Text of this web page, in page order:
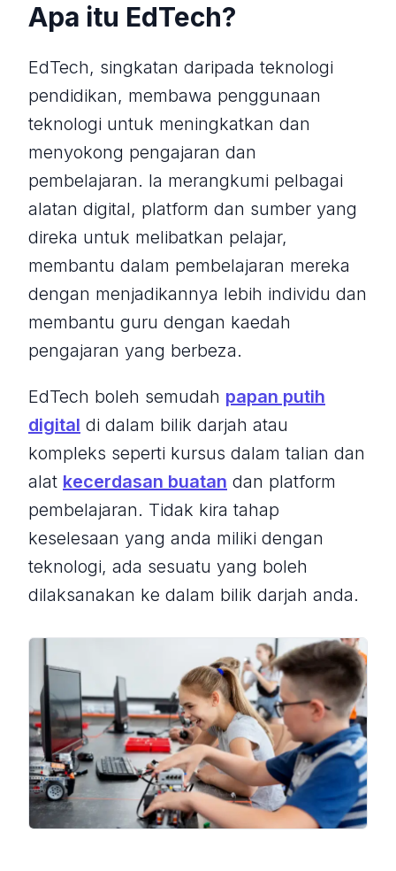
Apa itu EdTech?
EdTech, singkatan daripada teknologi
pendidikan, membawa penggunaan
teknologi untuk meningkatkan dan
menyokong pengajaran dan
pembelajaran. Ia merangkumi pelbagai
alatan digital, platform dan sumber yang
direka untuk melibatkan pelajar,
membantu dalam pembelajaran mereka
dengan menjadikannya lebih individu dan
membantu guru dengan kaedah
pengajaran yang berbeza.
EdTech boleh semudah papan putih
digital di dalam bilik darjah atau
kompleks seperti kursus dalam talian dan
alat kecerdasan buatan dan platform
pembelajaran. Tidak kira tahap
keselesaan yang anda miliki dengan
teknologi, ada sesuatu yang boleh
dilaksanakan ke dalam bilik darjah anda.